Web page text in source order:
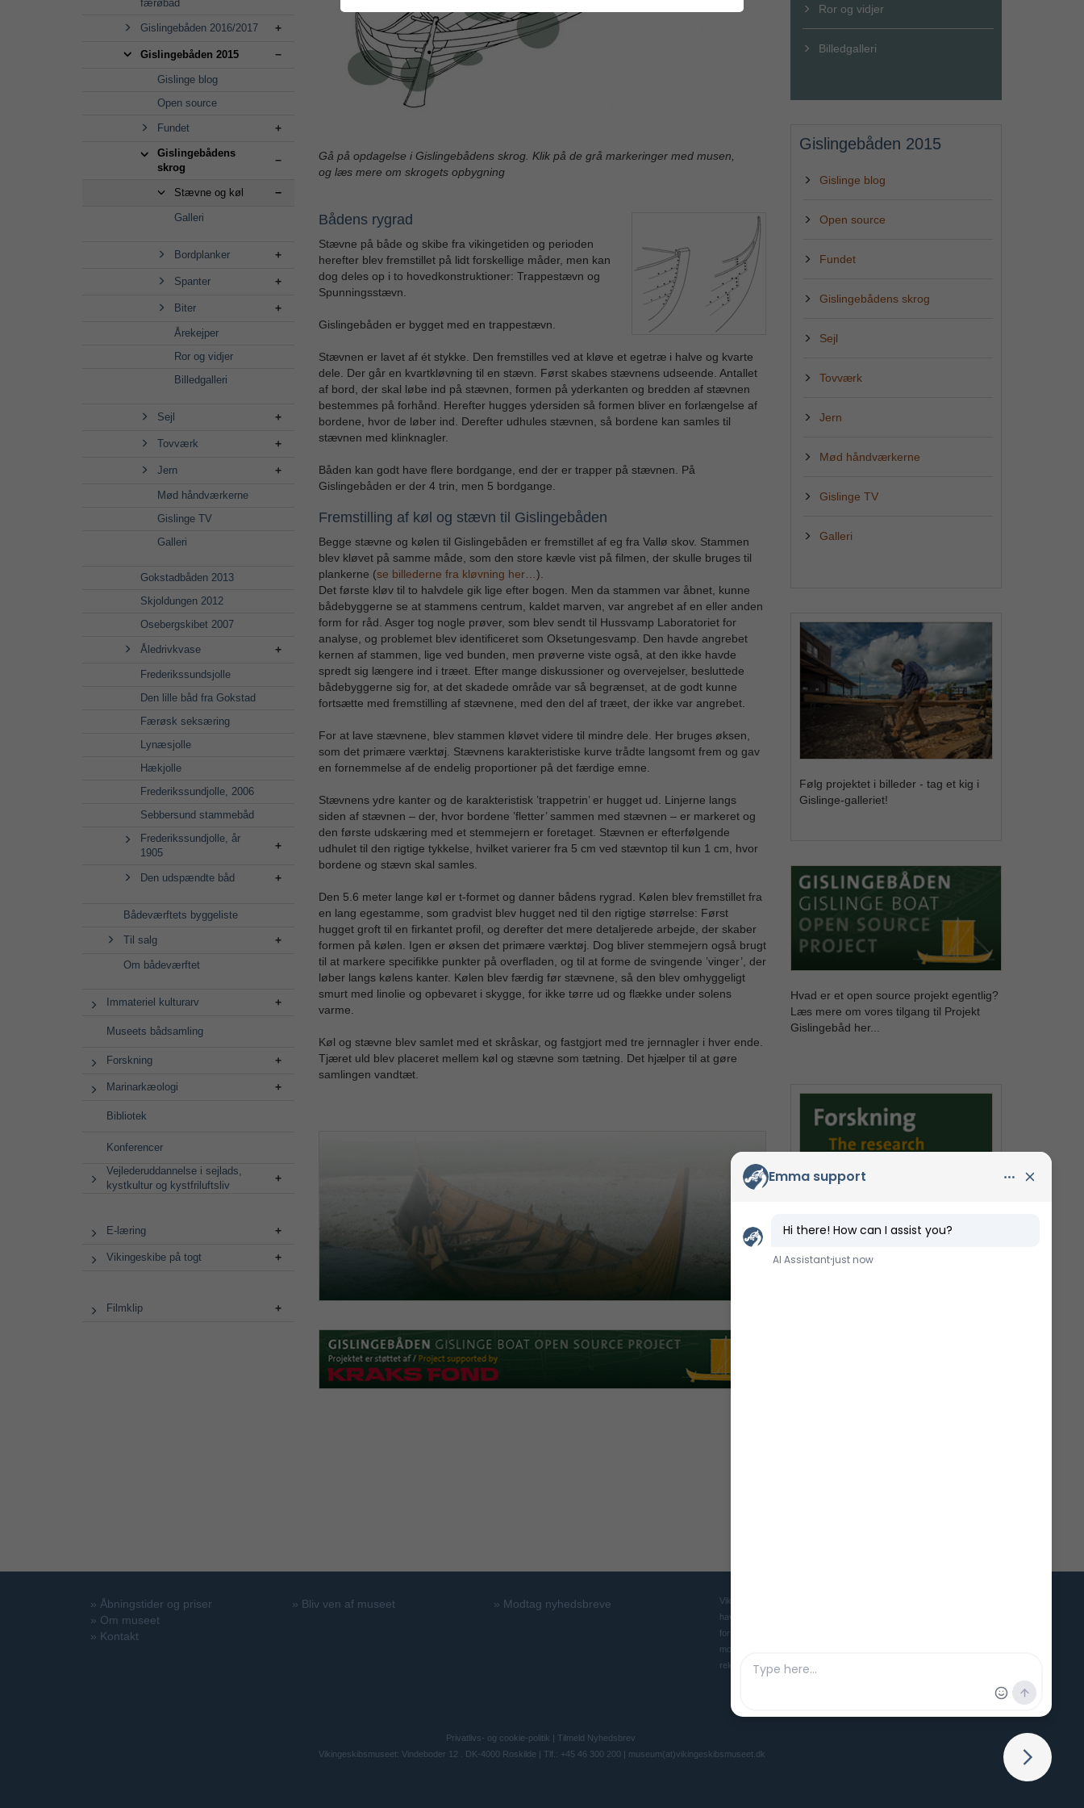
færøbåd
Gislingebåden 2016/2017
Gislingebåden 2015
Gislinge blog
Open source
Fundet
Gislingebådens
skrog
Stævne og køl
Galleri
Bordplanker
Spanter
Biter
Årekejper
Ror og vidjer
Billedgalleri
Sejl
Tovværk
Jern
Mød håndværkerne
Gislinge TV
Galleri
Gokstadbåden 2013
Skjoldungen 2012
Osebergskibet 2007
Åledrivkvase
Frederikssundsjolle
Den lille båd fra Gokstad
Færøsk seksæring
Lynæsjolle
Hækjolle
Frederikssundjolle, 2006
Sebbersund stammebåd
Frederikssundjolle, år
1905
Den udspændte båd
Bådeværftets byggeliste
Til salg
Om bådeværftet
Immateriel kulturarv
Museets bådsamling
Forskning
Marinarkæologi
Bibliotek
Konferencer
Vejlederuddannelse i sejlads,
kystkultur og kystfriluftsliv
E-læring
Vikingeskibe på togt
Filmklip
Gå på opdagelse i Gislingebådens skrog. Klik på de grå markeringer med musen,
og læs mere om skrogets opbygning
Bådens rygrad
Stævne på både og skibe fra vikingetiden og perioden
herefter blev fremstillet på lidt forskellige måder, men kan
dog deles op i to hovedkonstruktioner: Trappestævn og
Spunningsstævn.
Gislingebåden er bygget med en trappestævn.
Stævnen er lavet af ét stykke. Den fremstilles ved at kløve et egetræ i halve og kvarte
dele. Der går en kvartkløvning til en stævn. Først skabes stævnens udseende. Antallet
af bord, der skal løbe ind på stævnen, formen på yderkanten og bredden af stævnen
bestemmes på forhånd. Herefter hugges ydersiden så formen bliver en forlængelse af
bordene, hvor de løber ind. Derefter udhules stævnen, så bordene kan samles til
stævnen med klinknagler.
Båden kan godt have flere bordgange, end der er trapper på stævnen. På
Gislingebåden er der 4 trin, men 5 bordgange.
Fremstilling af køl og stævn til Gislingebåden
Begge stævne og kølen til Gislingebåden er fremstillet af eg fra Vallø skov. Stammen
blev kløvet på samme måde, som den store kævle vist på filmen, der skulle bruges til
plankerne (se billederne fra kløvning her… ).
Det første kløv til to halvdele gik lige efter bogen. Men da stammen var åbnet, kunne
bådebyggerne se at stammens centrum, kaldet marven, var angrebet af en eller anden
form for råd. Asger tog nogle prøver, som blev sendt til Hussvamp Laboratoriet for
analyse, og problemet blev identificeret som Oksetungesvamp. Den havde angrebet
kernen af stammen, lige ved bunden, men prøverne viste også, at den ikke havde
spredt sig længere ind i træet. Efter mange diskussioner og overvejelser, besluttede
bådebyggerne sig for, at det skadede område var så begrænset, at de godt kunne
fortsætte med fremstilling af stævnene, med den del af træet, der ikke var angrebet.
For at lave stævnene, blev stammen kløvet videre til mindre dele. Her bruges øksen,
som det primære værktøj. Stævnens karakteristiske kurve trådte langsomt frem og gav
en fornemmelse af de endelig proportioner på det færdige emne.
Stævnens ydre kanter og de karakteristisk ’trappetrin’ er hugget ud. Linjerne langs
siden af stævnen – der, hvor bordene ’fletter’ sammen med stævnen – er markeret og
den første udskæring med et stemmejern er foretaget. Stævnen er efterfølgende
udhulet til den rigtige tykkelse, hvilket varierer fra 5 cm ved stævntop til kun 1 cm, hvor
bordene og stævn skal samles.
Den 5.6 meter lange køl er t-formet og danner bådens rygrad. Kølen blev fremstillet fra
en lang egestamme, som gradvist blev hugget ned til den rigtige størrelse: Først
hugget groft til en firkantet profil, og derefter det mere detaljerede arbejde, der skaber
formen på kølen. Igen er øksen det primære værktøj. Dog bliver stemmejern også brugt
til at markere specifikke punkter på overfladen, og til at forme de svingende ’vinger’, der
løber langs kølens kanter. Kølen blev færdig før stævnene, så den blev omhyggeligt
smurt med linolie og opbevaret i skygge, for ikke tørre ud og flække under solens
varme.
Køl og stævne blev samlet med et skråskar, og fastgjort med tre jernnagler i hver ende.
Tjæret uld blev placeret mellem køl og stævne som tætning. Det hjælper til at gøre
samlingen vandtæt.
Ror og vidjer
Billedgalleri
Gislingebåden 2015
Gislinge blog
Open source
Fundet
Gislingebådens skrog
Sejl
Tovværk
Jern
Mød håndværkerne
Gislinge TV
Galleri
Følg projektet i billeder - tag et kig i
Gislinge-galleriet!
Hvad er et open source projekt egentlig?
Læs mere om vores tilgang til Projekt
Gislingebåd her...
Læs om forskningen bag den færdige
» Åbningstider og priser
» Om museet
» Kontakt
» Bliv ven af museet » Modtag nyhedsbreve
Vikingeskibsmuseet er Danmarks museum for mennesket, skibet og
havet i oldtid og middelalder. Museet søger gennem udstillinger,
forskning og eksperimentel arkæologi at skabe et levende og
moderne museum, der gør vores maritime forhistorie interessant og
relevant for nutidens mennesker.
Privatlivs- og cookie-politik | Tilmeld Nyhedsbrev
Vikingeskibsmuseet: Vindeboder 12 . DK-4000 Roskilde | Tlf.: +45 46 300 200 | museum(at)vikingeskibsmuseet.dk